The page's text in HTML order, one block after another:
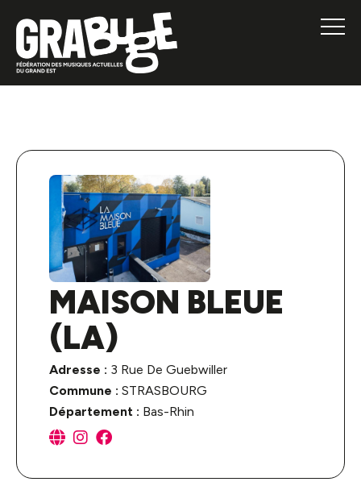
MAISON BLEUE
(LA)
Adresse : 3 Rue De Guebwiller
Commune : STRASBOURG
Département : Bas-Rhin